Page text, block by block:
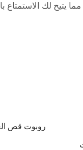
مما يتيح لك
روبوت قص